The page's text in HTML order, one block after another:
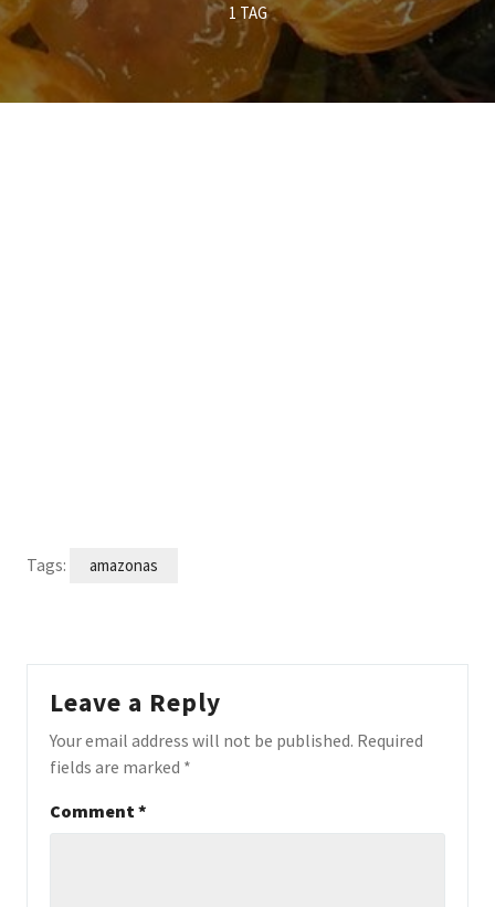
1 TAG
Tags: amazonas
Leave a Reply
Your email address will not be published. Required
fields are marked *
Comment*